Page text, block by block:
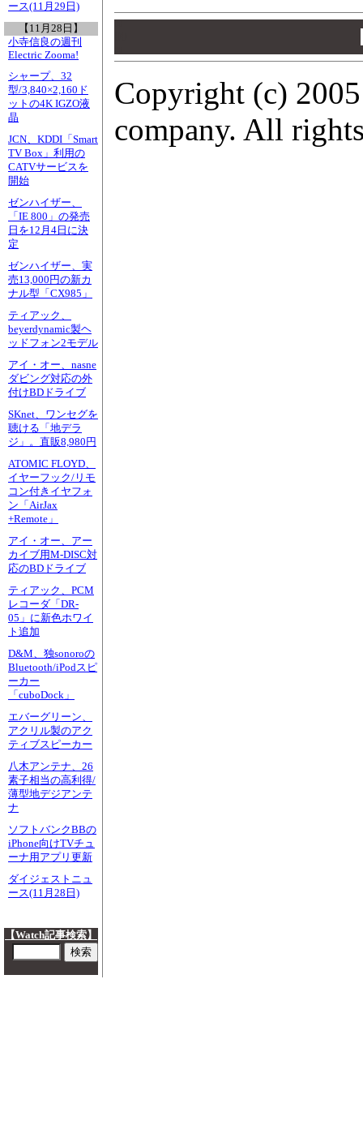
ース(11月29日)
【11月28日】
小寺信良の週刊
Electric Zooma!
シャープ、32
型/3,840×2,160ド
ットの4K IGZO液
晶
JCN、KDDI「Smart
TV Box」利用の
CATVサービスを
開始
ゼンハイザー、
「IE 800」の発売
日を12月4日に決
定
ゼンハイザー、実
売13,000円の新カ
ナル型「CX985」
ティアック、
beyerdynamic製ヘ
ッドフォン2モデル
アイ・オー、nasne
ダビング対応の外
付けBDドライブ
SKnet、ワンセグを
聴ける「地デラ
ジ」。直販8,980円
ATOMIC FLOYD、
イヤーフック/リモ
コン付きイヤフォ
ン「AirJax
+Remote」
アイ・オー、アー
カイブ用M-DISC対
応のBDドライブ
ティアック、PCM
レコーダ「DR-
05」に新色ホワイ
ト追加
D&M、独sonoroの
Bluetooth/iPodスピ
ーカー
「cuboDock」
エバーグリーン、
アクリル製のアク
ティブスピーカー
八木アンテナ、26
素子相当の高利得/
薄型地デジアンテ
ナ
ソフトバンクBBの
iPhone向けTVチュ
ーナ用アプリ更新
ダイジェストニュ
ース(11月28日)
【Watch記事検索】
Copyright (c)
company. All